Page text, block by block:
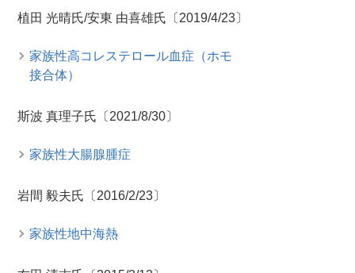
植田 光晴氏/安東 由喜雄氏〔2019/4/23〕
家族性高コレステロール血症（ホモ
接合体）
斯波 真理子氏〔2021/8/30〕
家族性大腸腺腫症
岩間 毅夫氏〔2016/2/23〕
家族性地中海熱